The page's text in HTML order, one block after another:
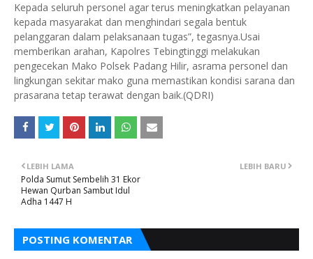
Kepada seluruh personel agar terus meningkatkan pelayanan
kepada masyarakat dan menghindari segala bentuk
pelanggaran dalam pelaksanaan tugas”, tegasnya.Usai
memberikan arahan, Kapolres Tebingtinggi melakukan
pengecekan Mako Polsek Padang Hilir, asrama personel dan
lingkungan sekitar mako guna memastikan kondisi sarana dan
prasarana tetap terawat dengan baik.(QDRI)
LEBIH BARU
LEBIH LAMA
Polda Sumut Sembelih 31 Ekor
Hewan Qurban Sambut Idul
Adha 1447 H
POSTING KOMENTAR